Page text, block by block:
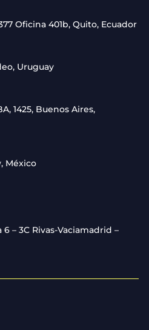
Oficina 401b, Quito, Ecuador
Uruguay
1425, Buenos Aires,
México
– 3C Rivas-Vaciamadrid –